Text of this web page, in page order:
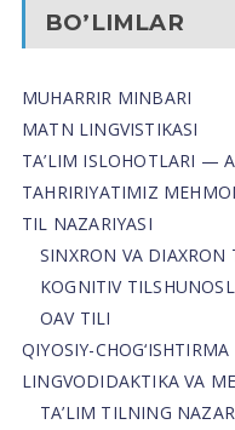
BO’LIMLAR
MUHARRIR MINBARI
MATN LINGVISTIKASI
TA’LIM ISLOHOTLARI —
TAHRIRIYATIMIZ
TIL NAZARIYASI
SINXRON VA DIAXRON
KOGNITIV
OAV TILI
QIYOSIY-
LINGVODIDAKTIKA VA
TA’LIM TILNING